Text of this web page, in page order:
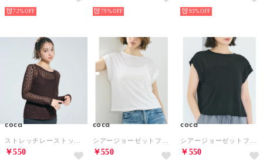
72% 79% 93%
coca
￥550
coca
￥550
coca
￥550